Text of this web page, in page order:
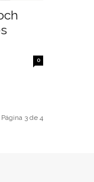
0
Página 3 de 4